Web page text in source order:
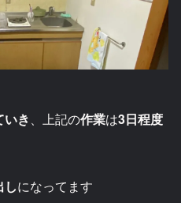
いき、上記の作業は3日程度
しになってます